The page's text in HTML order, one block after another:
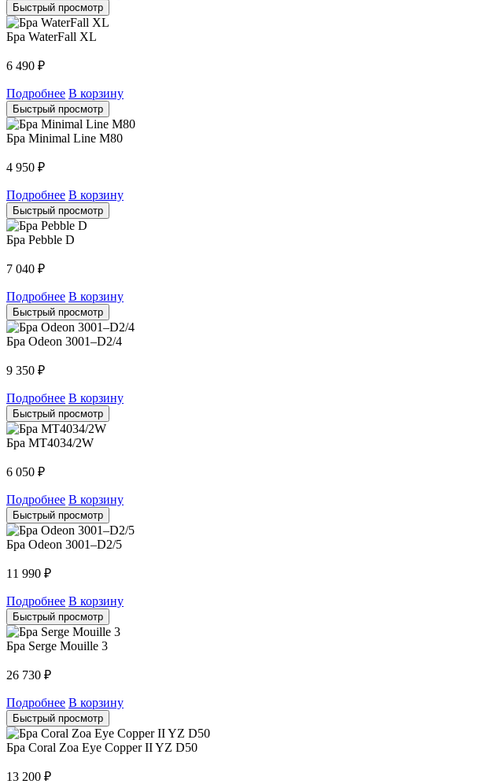
Быстрый просмотр
Бра WaterFall XL
6 490 ₽
Подробнее В корзину
Быстрый просмотр
Бра Minimal Line M80
4 950 ₽
Подробнее В корзину
Быстрый просмотр
Бра Pebble D
7 040 ₽
Подробнее В корзину
Быстрый просмотр
Бра Odeon 3001–D2/4
9 350 ₽
Подробнее В корзину
Быстрый просмотр
Бра MT4034/2W
6 050 ₽
Подробнее В корзину
Быстрый просмотр
Бра Odeon 3001–D2/5
11 990 ₽
Подробнее В корзину
Быстрый просмотр
Бра Serge Mouille 3
26 730 ₽
Подробнее В корзину
Быстрый просмотр
Бра Coral Zoa Eye Copper II YZ D50
13 200 ₽